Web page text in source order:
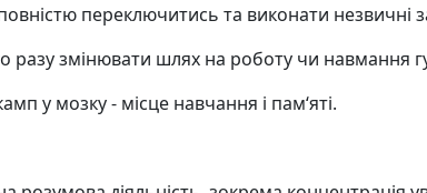
переключитись та виконати незвичні
змінювати шлях на роботу чи навмання
у мозку - місце навчання і пам‘яті.